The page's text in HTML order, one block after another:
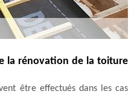
la rénovation de la toiture
être effectués dans les cas